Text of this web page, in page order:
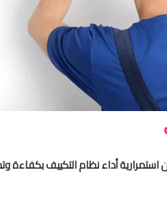
أداء نظام التكييف بكفاءة